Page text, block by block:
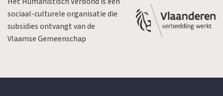
sociaal-culturele organisatie die
subsidies ontvangt van de
Vlaamse Gemeenschap